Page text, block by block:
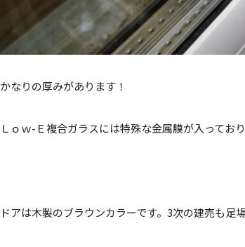
かなりの厚みがあります！
Ｌｏｗ-Ｅ複合ガラスには特殊な金属膜が入ってお
ドアは木製のブラウンカラーです。3次の建売も足